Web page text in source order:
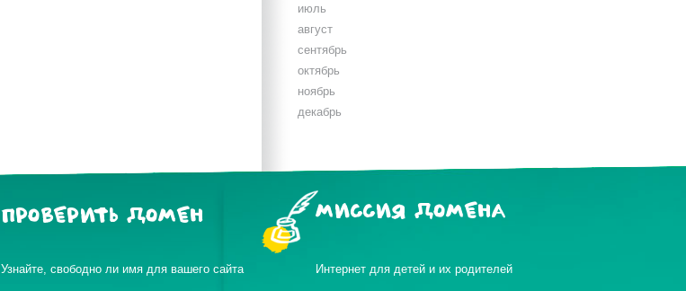
июль
август
сентябрь
октябрь
ноябрь
декабрь
ПРОВЕРИТЬ ДОМЕН
Узнайте, свободно ли имя для вашего сайта
МИССИЯ ДОМЕНА
Интернет для детей и их родителей